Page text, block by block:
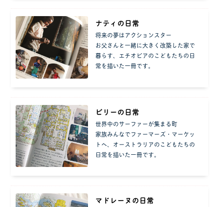
ナティの日常
将来の夢はアクションスター
お父さんと一緒に大きく改築した家で
暮らす、エチオピアのこどもたちの日
常を描いた一冊です。
ビリーの日常
世界中のサーファーが集まる町
家族みんなでファーマーズ・マーケッ
トへ、オーストラリアのこどもたちの
日常を描いた一冊です。
マドレーヌの日常